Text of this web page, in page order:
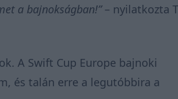
a bajnokságban!”– nyilatkozta
A Swift Cup Europe bajnoki
és talán erre a legutóbbira a